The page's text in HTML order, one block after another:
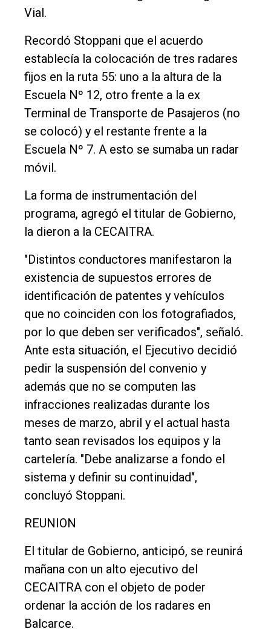
Vial.
Recordó Stoppani que el acuerdo
establecía la colocación de tres radares
fijos en la ruta 55: uno a la altura de la
Escuela Nº 12, otro frente a la ex
Terminal de Transporte de Pasajeros (no
se colocó) y el restante frente a la
Escuela Nº 7. A esto se sumaba un radar
móvil.
La forma de instrumentación del
programa, agregó el titular de Gobierno,
la dieron a la CECAITRA.
"Distintos conductores manifestaron la
existencia de supuestos errores de
identificación de patentes y vehículos
que no coinciden con los fotografiados,
por lo que deben ser verificados", señaló.
Ante esta situación, el Ejecutivo decidió
pedir la suspensión del convenio y
además que no se computen las
infracciones realizadas durante los
meses de marzo, abril y el actual hasta
tanto sean revisados los equipos y la
cartelería. "Debe analizarse a fondo el
sistema y definir su continuidad",
concluyó Stoppani.
REUNION
El titular de Gobierno, anticipó, se reunirá
mañana con un alto ejecutivo del
CECAITRA con el objeto de poder
ordenar la acción de los radares en
Balcarce.